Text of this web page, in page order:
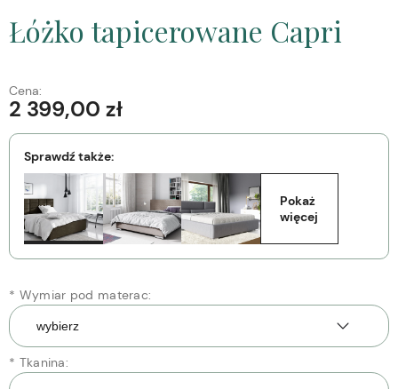
Łóżko tapicerowane Capri
Cena:
2 399,00 zł
Sprawdź także:
Pokaż
więcej
* Wymiar pod materac:
* Tkanina: